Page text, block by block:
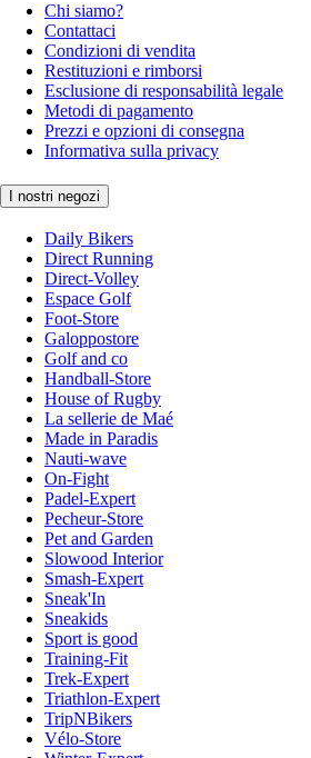
Chi siamo?
Contattaci
Condizioni di vendita
Restituzioni e rimborsi
Esclusione di responsabilità legale
Metodi di pagamento
Prezzi e opzioni di consegna
Informativa sulla privacy
I nostri negozi
Daily Bikers
Direct Running
Direct-Volley
Espace Golf
Foot-Store
Galoppostore
Golf and co
Handball-Store
House of Rugby
La sellerie de Maé
Made in Paradis
Nauti-wave
On-Fight
Padel-Expert
Pecheur-Store
Pet and Garden
Slowood Interior
Smash-Expert
Sneak'In
Sneakids
Sport is good
Training-Fit
Trek-Expert
Triathlon-Expert
TripNBikers
Vélo-Store